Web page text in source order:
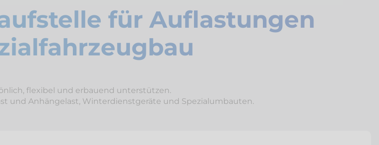
für Auflastungen
flexibel und erbauend unterstützen.
und Anhängelast, Winterdienstgeräte und Spezialumbauten.